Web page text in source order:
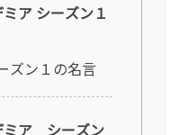
ア シーズン１
ズン１の名言
ミア シーズン